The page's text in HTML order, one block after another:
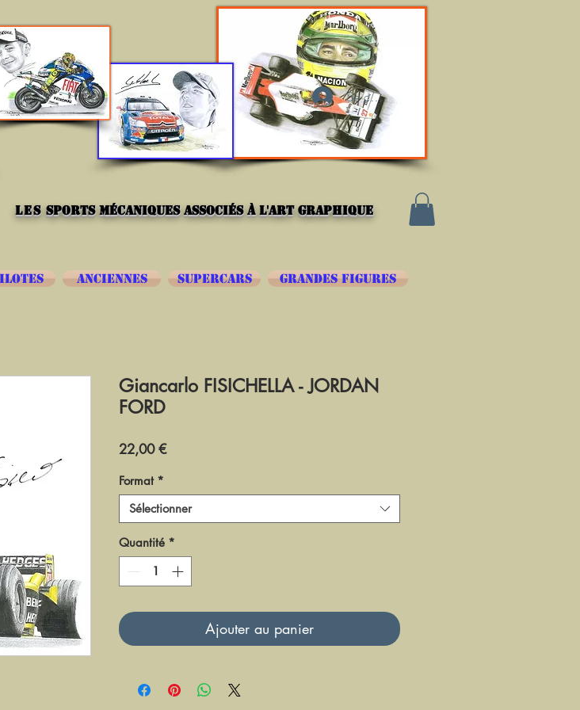
Se connecter
lessports mécaniques associés à l'art graphique
Giancarlo FISICHELLA - JORDAN
FORD
22,00 €Prix
Format *
Sélectionner
Quantité *
Ajouter au panier
SUPERCARS
ANCIENNES GRANDES FIGURES